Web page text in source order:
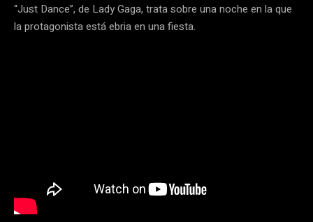
“Just Dance”, de Lady Gaga, trata sobre una noche en la que
la protagonista está ebria en una fiesta.